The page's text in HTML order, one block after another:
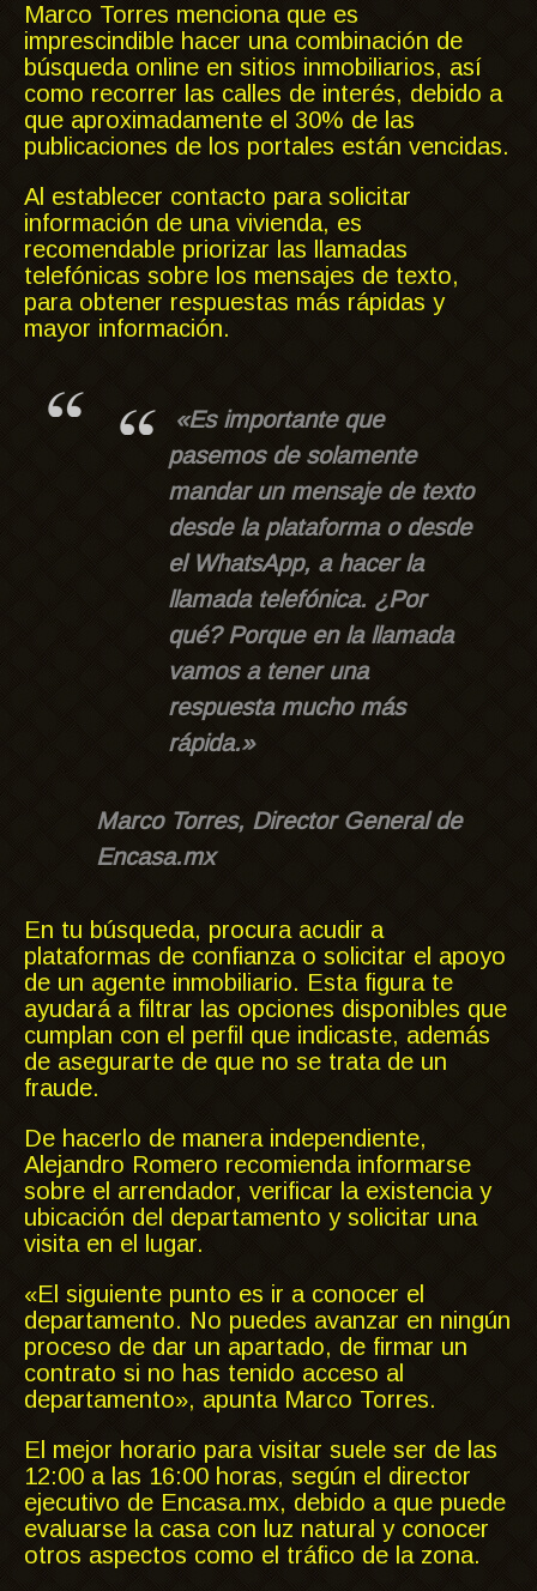
Marco Torres menciona que es
imprescindible hacer una combinación de
búsqueda online en sitios inmobiliarios, así
como recorrer las calles de interés, debido a
que aproximadamente el 30% de las
publicaciones de los portales están vencidas.
Al establecer contacto para solicitar
información de una vivienda, es
recomendable priorizar las llamadas
telefónicas sobre los mensajes de texto,
para obtener respuestas más rápidas y
mayor información.
«Es importante que
pasemos de solamente
mandar un mensaje de texto
desde la plataforma o desde
el WhatsApp, a hacer la
llamada telefónica. ¿Por
qué? Porque en la llamada
vamos a tener una
respuesta mucho más
rápida.»
Marco Torres, Director General de
Encasa.mx
En tu búsqueda, procura acudir a
plataformas de confianza o solicitar el apoyo
de un agente inmobiliario. Esta figura te
ayudará a filtrar las opciones disponibles que
cumplan con el perfil que indicaste, además
de asegurarte de que no se trata de un
fraude.
De hacerlo de manera independiente,
Alejandro Romero recomienda informarse
sobre el arrendador, verificar la existencia y
ubicación del departamento y solicitar una
visita en el lugar.
«El siguiente punto es ir a conocer el
departamento. No puedes avanzar en ningún
proceso de dar un apartado, de firmar un
contrato si no has tenido acceso al
departamento», apunta Marco Torres.
El mejor horario para visitar suele ser de las
12:00 a las 16:00 horas, según el director
ejecutivo de Encasa.mx, debido a que puede
evaluarse la casa con luz natural y conocer
otros aspectos como el tráfico de la zona.